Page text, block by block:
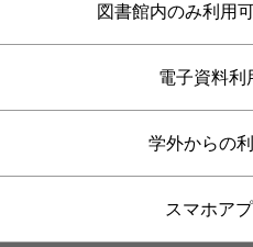
図書館内のみ利用
電子資料利
学外からの
スマホア